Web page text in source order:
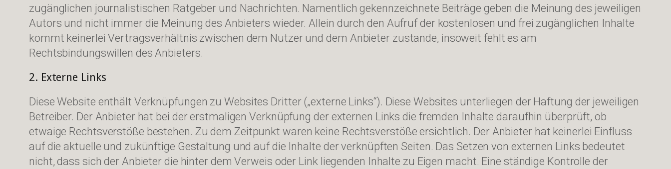
zugänglichen journalistischen Ratgeber und Nachrichten. Namentlich gekennzeichnete Beiträge geben die Meinung des jeweiligen
Autors und nicht immer die Meinung des Anbieters wieder. Allein durch den Aufruf der kostenlosen und frei zugänglichen Inhalte
kommt keinerlei Vertragsverhältnis zwischen dem Nutzer und dem Anbieter zustande, insoweit fehlt es am
Rechtsbindungswillen des Anbieters.
2. Externe Links
Diese Website enthält Verknüpfungen zu Websites Dritter („externe Links“). Diese Websites unterliegen der Haftung der jeweiligen
Betreiber. Der Anbieter hat bei der erstmaligen Verknüpfung der externen Links die fremden Inhalte daraufhin überprüft, ob
etwaige Rechtsverstöße bestehen. Zu dem Zeitpunkt waren keine Rechtsverstöße ersichtlich. Der Anbieter hat keinerlei Einfluss
auf die aktuelle und zukünftige Gestaltung und auf die Inhalte der verknüpften Seiten. Das Setzen von externen Links bedeutet
nicht, dass sich der Anbieter die hinter dem Verweis oder Link liegenden Inhalte zu Eigen macht. Eine ständige Kontrolle der